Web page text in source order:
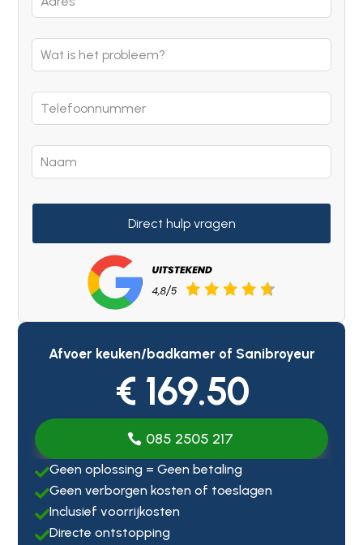
this
blank
Direct hulp vragen
Afvoer keuken/badkamer of Sanibroyeur
€ 169.50
085 2505 217
Geen oplossing = Geen betaling
Geen verborgen kosten of toeslagen
Inclusief voorrijkosten
Directe ontstopping